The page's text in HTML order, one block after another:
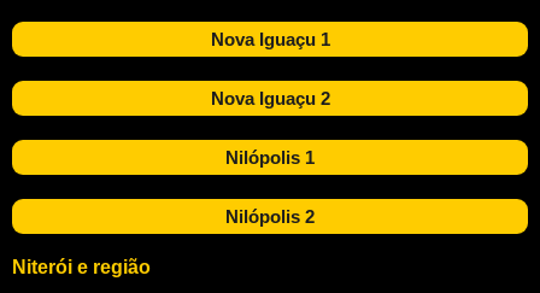
Nova Iguaçu 1
Nova Iguaçu 2
Nilópolis 1
Nilópolis 2
Niterói e região